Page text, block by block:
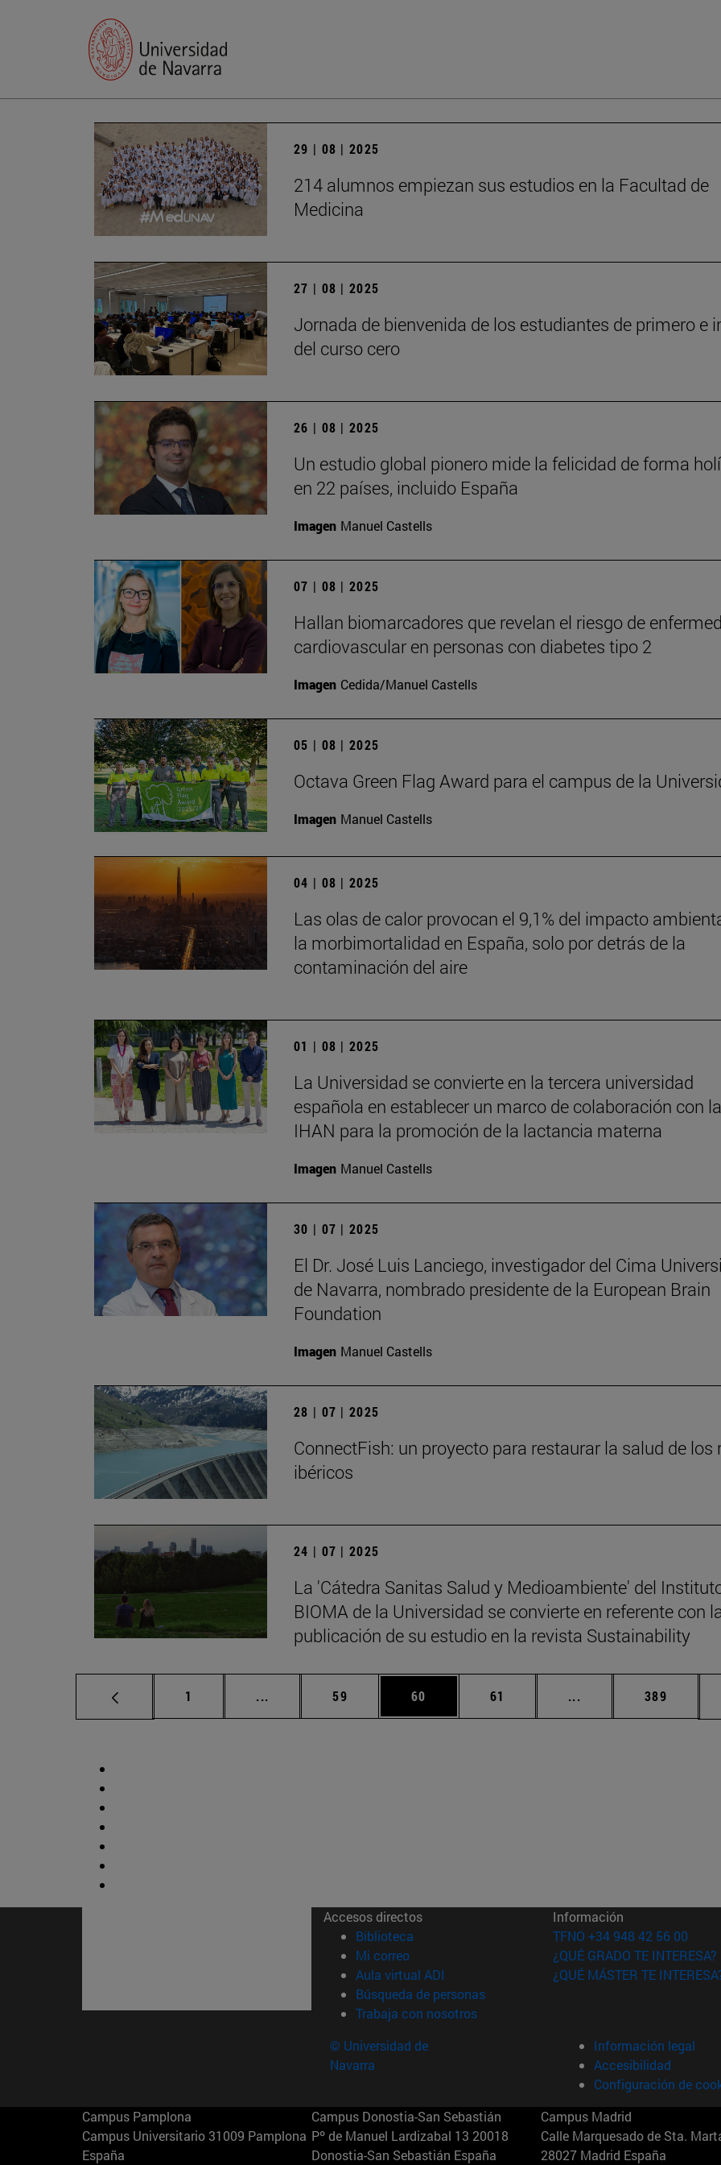
29 | 08 | 2025
214 alumnos empiezan sus estudios en la Facultad de
Medicina
27 | 08 | 2025
Jornada de bienvenida de los estudiantes de primero e
del curso cero
26 | 08 | 2025
Un estudio global pionero mide la felicidad de forma
en 22 países, incluido España
Imagen Manuel Castells
07 | 08 | 2025
Hallan biomarcadores que revelan el riesgo de
cardiovascular en personas con diabetes tipo 2
Imagen Cedida/Manuel Castells
05 | 08 | 2025
Octava Green Flag Award para el campus de la
Imagen Manuel Castells
04 | 08 | 2025
Las olas de calor provocan el 9,1% del impacto
la morbimortalidad en España, solo por detrás de la
contaminación del aire
01 | 08 | 2025
La Universidad se convierte en la tercera universidad
española en establecer un marco de colaboración con la
IHAN para la promoción de la lactancia materna
Imagen Manuel Castells
30 | 07 | 2025
El Dr. José Luis Lanciego, investigador del Cima
de Navarra, nombrado presidente de la European Brain
Foundation
Imagen Manuel Castells
28 | 07 | 2025
ConnectFish: un proyecto para restaurar la salud de los
ibéricos
24 | 07 | 2025
La 'Cátedra Sanitas Salud y Medioambiente' del
BIOMA de la Universidad se convierte en referente con
publicación de su estudio en la revista Sustainability
Página
1 ... Páginas intermedias Use TAB para desplazarse.
Página
59 Página
60 Página
61 ... Páginas intermedias
Página
389
Accesos directos
Biblioteca (abre en nueva ventana)
Mi correo(abre en nueva ventana)
Aula virtual ADI (abre en nueva ventana)
Búsqueda de personas(abre en nueva ventana)
Trabaja con nosotros(abre en nueva ventana)
Información
TFNO +34 948 42 56 00
¿QUÉ GRADO TE INTERESA?
¿QUÉ MÁSTER TE
© Universidad de
Navarra
Información legal
Accesibilidad
Configuración de
Campus Pamplona
Campus Universitario 31009 Pamplona
España
Campus Donostia-San Sebastián
Pº de Manuel Lardizabal 13 20018
Donostia-San Sebastián España
Campus Madrid
Calle Marquesado de Sta.
28027 Madrid España